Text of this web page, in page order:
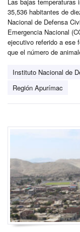
35,536 habitantes de
Nacional de Defensa
Emergencia Nacional
ejecutivo referido a ese
que el número de
Instituto Nacional de
Región Apurímac